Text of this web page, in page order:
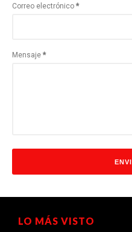
Correo electrónico *
Mensaje *
LO MÁS VISTO